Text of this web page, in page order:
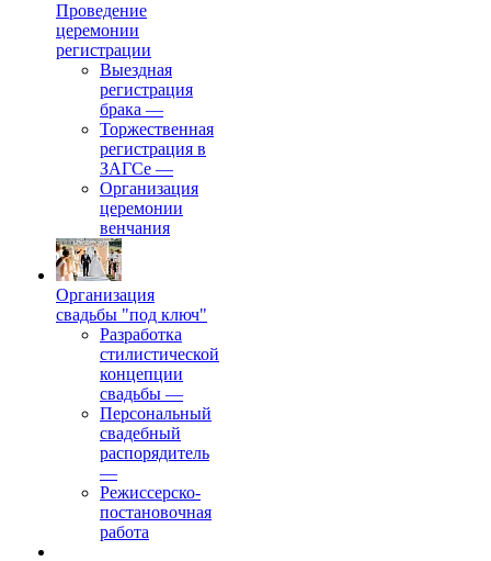
Проведение
церемонии
регистрации
Выездная
регистрация
брака —
Торжественная
регистрация в
ЗАГСе —
Организация
церемонии
венчания
Организация
свадьбы "под ключ"
Разработка
стилистической
концепции
свадьбы —
Персональный
свадебный
распорядитель
—
Режиссерско-
постановочная
работа